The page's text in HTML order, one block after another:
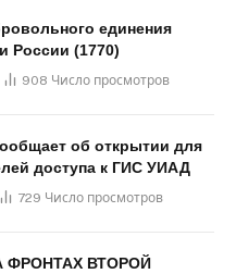
единения
России (1770)
908 Число просмотров
об открытии для
доступа к ГИС УИАД
729 Число просмотров
ФРОНТАХ ВТОРОЙ